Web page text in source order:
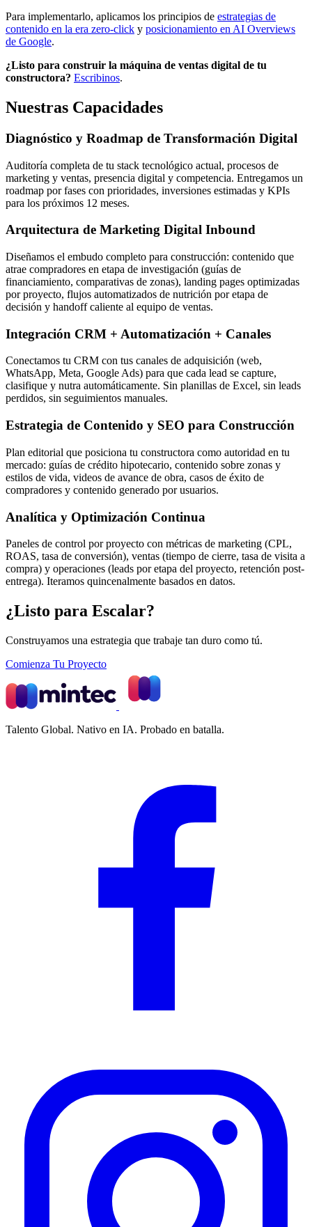
Para implementarlo, aplicamos los principios de estrategias de
contenido en la era zero-click y posicionamiento en AI Overviews
de Google.
¿Listo para construir la máquina de ventas digital de tu
constructora? Escribinos.
Nuestras Capacidades
Diagnóstico y Roadmap de Transformación Digital
Auditoría completa de tu stack tecnológico actual, procesos de
marketing y ventas, presencia digital y competencia. Entregamos un
roadmap por fases con prioridades, inversiones estimadas y KPIs
para los próximos 12 meses.
Arquitectura de Marketing Digital Inbound
Diseñamos el embudo completo para construcción: contenido que
atrae compradores en etapa de investigación (guías de
financiamiento, comparativas de zonas), landing pages optimizadas
por proyecto, flujos automatizados de nutrición por etapa de
decisión y handoff caliente al equipo de ventas.
Integración CRM + Automatización + Canales
Conectamos tu CRM con tus canales de adquisición (web,
WhatsApp, Meta, Google Ads) para que cada lead se capture,
clasifique y nutra automáticamente. Sin planillas de Excel, sin leads
perdidos, sin seguimientos manuales.
Estrategia de Contenido y SEO para Construcción
Plan editorial que posiciona tu constructora como autoridad en tu
mercado: guías de crédito hipotecario, contenido sobre zonas y
estilos de vida, videos de avance de obra, casos de éxito de
compradores y contenido generado por usuarios.
Analítica y Optimización Continua
Paneles de control por proyecto con métricas de marketing (CPL,
ROAS, tasa de conversión), ventas (tiempo de cierre, tasa de visita a
compra) y operaciones (leads por etapa del proyecto, retención post-
entrega). Iteramos quincenalmente basados en datos.
¿Listo para Escalar?
Construyamos una estrategia que trabaje tan duro como tú.
Comienza Tu Proyecto
Talento Global. Nativo en IA. Probado en batalla.